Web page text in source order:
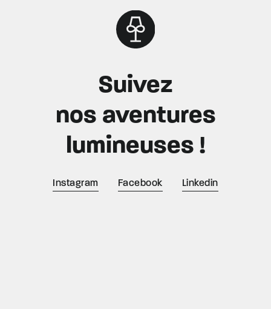
Suivez
nos aventures
lumineuses !
Instagram Facebook Linkedin